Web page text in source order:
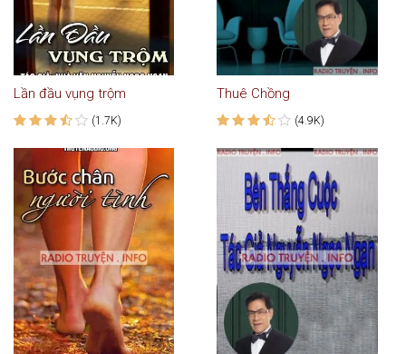
Lần đầu vụng trộm
(1.7K)
Thuê Chồng
(4.9K)